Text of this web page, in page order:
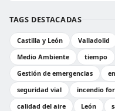
TAGS DESTACADAS
Castilla y León Valladolid
Medio Ambiente
tiempo
Gestión de emergencias
seguridad vial
incendio
calidad del aire
León